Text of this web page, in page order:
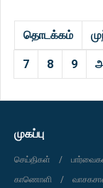
தொடக்கம்
7 8 9
முகப்பு
செய்திகள்
காணொளி